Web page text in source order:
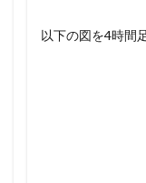
以下の図を4時間